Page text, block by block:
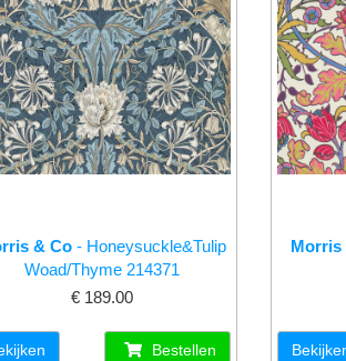
& Co- Honeysuckle&Tulip
Woad/Thyme 214371
€ 189.00
Bestellen
Morris